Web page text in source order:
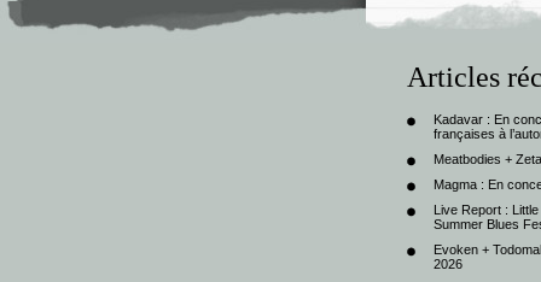
Articles
Kadavar : En
françaises à
Meatbodies +
Magma : En
Live Report :
Summer Blues
Evoken +
2026